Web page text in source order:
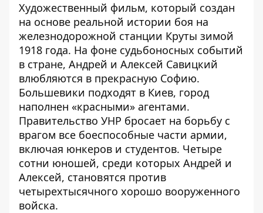
Художественный фильм, который создан
на основе реальной истории боя на
железнодорожной станции Круты зимой
1918 года. На фоне судьбоносных событий
в стране, Андрей и Алексей Савицкий
влюбляются в прекрасную Софию.
Большевики подходят в Киев, город
наполнен «красными» агентами.
Правительство УНР бросает на борьбу с
врагом все боеспособные части армии,
включая юнкеров и студентов. Четыре
сотни юношей, среди которых Андрей и
Алексей, становятся против
четырехтысячного хорошо вооруженного
войска.